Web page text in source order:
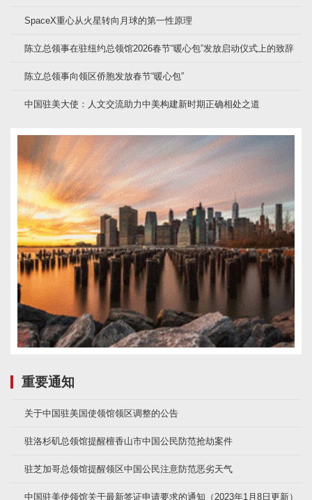
SpaceX重心从火星转向月球的第一性原理
陈立总领事在驻纽约总领馆2026春节“暖心包”发放启动仪式上的致辞
陈立总领事向领区侨胞发放春节“暖心包”
中国驻美大使：人文交流助力中美构建新时期正确相处之道
重要通知
关于中国驻美国使领馆领区调整的公告
驻洛杉矶总领馆提醒檀香山市中国公民防范抢劫案件
驻芝加哥总领馆提醒领区中国公民注意防范恶劣天气
中国驻美使领馆关于最新签证申请要求的通知（2023年1月8日更新）